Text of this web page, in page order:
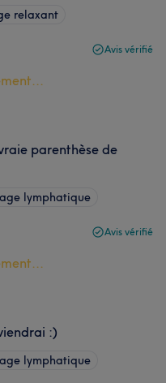
relaxant
Avis vérifié
parenthèse de
lymphatique
Avis vérifié
:)
lymphatique